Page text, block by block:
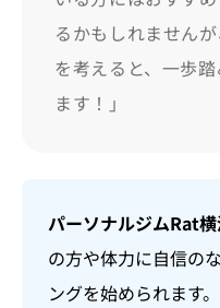
るかもしれません
を考えると、一歩
ます！」
パーソナルジムRat
の方や体力に自信の
ングを始められます